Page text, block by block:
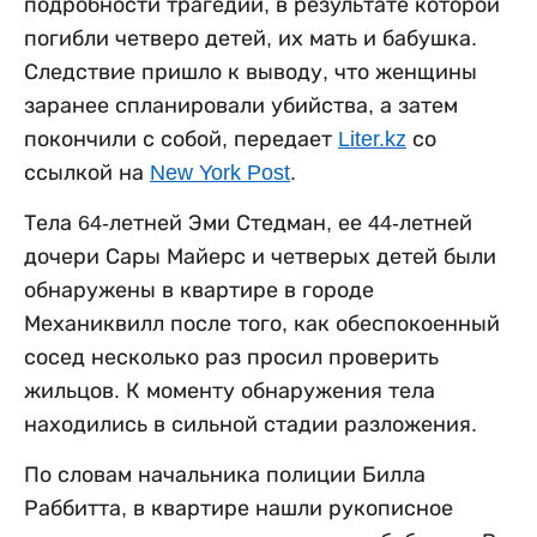
подробности трагедии, в результате которой
погибли четверо детей, их мать и бабушка.
Следствие пришло к выводу, что женщины
заранее спланировали убийства, а затем
покончили с собой, передает Liter.kz со
ссылкой на New York Post.
Тела 64-летней Эми Стедман, ее 44-летней
дочери Сары Майерс и четверых детей были
обнаружены в квартире в городе
Механиквилл после того, как обеспокоенный
сосед несколько раз просил проверить
жильцов. К моменту обнаружения тела
находились в сильной стадии разложения.
По словам начальника полиции Билла
Раббитта, в квартире нашли рукописное